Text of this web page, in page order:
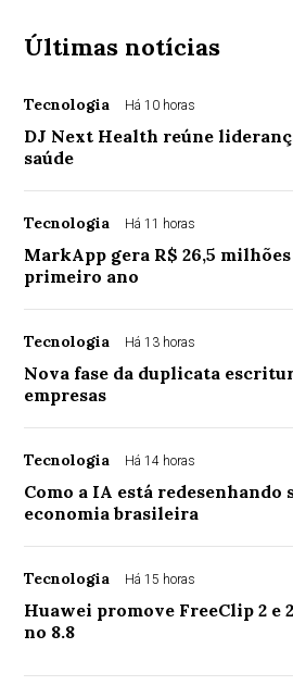
Últimas notícias
Tecnologia Há 10 horas
DJ Next Health reúne
saúde
Tecnologia Há 11 horas
MarkApp gera R$ 26,5
primeiro ano
Tecnologia Há 13 horas
Nova fase da duplicata
empresas
Tecnologia Há 14 horas
Como a IA está redesenhando
economia brasileira
Tecnologia Há 15 horas
Huawei promove FreeClip 2 e
no 8.8